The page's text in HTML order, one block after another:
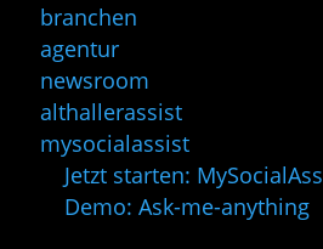
branchen
agentur
newsroom
althallerassist
mysocialassist
Jetzt starten:
Demo: Ask-me-anything